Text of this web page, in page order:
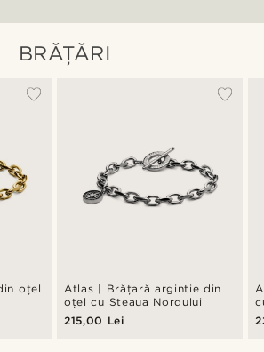
BRĂȚĂRI
Atlas | Brățară argintie din
oțel cu Steaua Nordului
215,00 Lei